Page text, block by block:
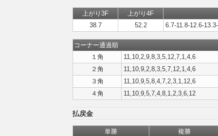
上がり3F
上がり4F
38.7
52.2 6.7-11.8-12.6-
コーナー通過順
１角
11,10,2,9,8,3,5,12,7,1,4,6
２角
11,10,9,2,8,3,5,7,12,1,4,6
３角
11,10,9,5,8,4,7,2,3,1,12,6
４角
11,10,9,5,7,4,8,1,2,3,6,12
払戻金
単勝
複勝